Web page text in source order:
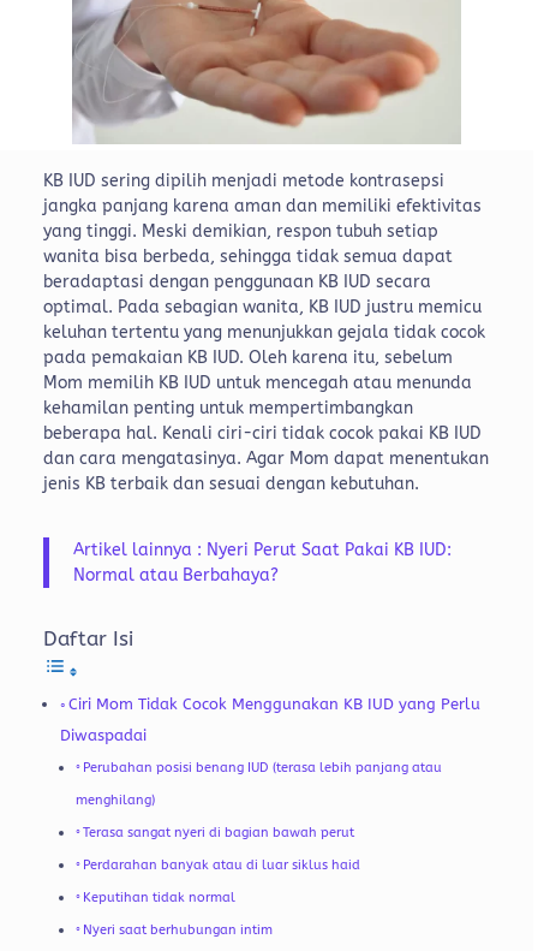
KB IUD sering dipilih menjadi metode kontrasepsi
jangka panjang karena aman dan memiliki efektivitas
yang tinggi. Meski demikian, respon tubuh setiap
wanita bisa berbeda, sehingga tidak semua dapat
beradaptasi dengan penggunaan KB IUD secara
optimal. Pada sebagian wanita, KB IUD justru memicu
keluhan tertentu yang menunjukkan gejala tidak cocok
pada pemakaian KB IUD. Oleh karena itu, sebelum
Mom memilih KB IUD untuk mencegah atau menunda
kehamilan penting untuk mempertimbangkan
beberapa hal. Kenali ciri-ciri tidak cocok pakai KB IUD
dan cara mengatasinya. Agar Mom dapat menentukan
jenis KB terbaik dan sesuai dengan kebutuhan.
Artikel lainnya : Nyeri Perut Saat Pakai KB IUD:
Normal atau Berbahaya?
Daftar Isi
Ciri Mom Tidak Cocok Menggunakan KB IUD yang Perlu
Diwaspadai
Perubahan posisi benang IUD (terasa lebih panjang atau
menghilang)
Terasa sangat nyeri di bagian bawah perut
Perdarahan banyak atau di luar siklus haid
Keputihan tidak normal
Nyeri saat berhubungan intim